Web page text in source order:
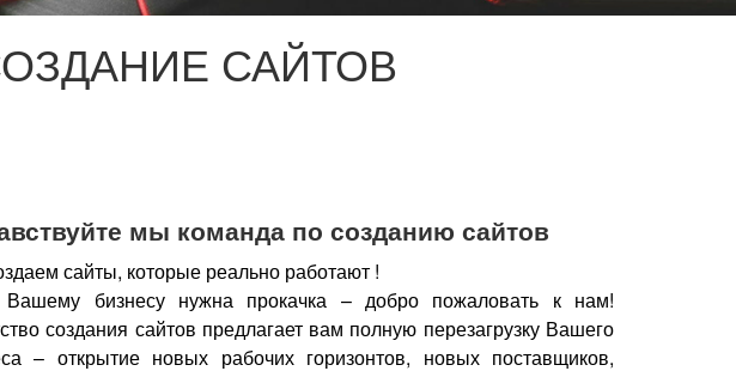
САЙТОВ
мы команда по созданию сайтов
сайты, которые реально работают !
бизнесу нужна прокачка – добро пожаловать к нам!
создания сайтов предлагает вам полную перезагрузку Вашего
– открытие новых рабочих горизонтов, новых поставщиков,